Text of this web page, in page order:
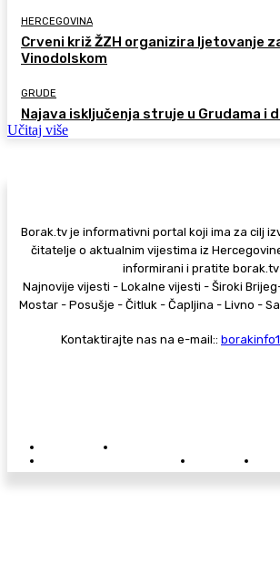
HERCEGOVINA
Crveni križ ŽZH organizira ljetovanje
Vinodolskom
GRUDE
Najava isključenja struje u Grudama i
Učitaj više
Borak.tv je informativni portal koji ima za cilj
čitatelje o aktualnim vijestima iz
informirani i pratite borak.tv
Najnovije vijesti - Lokalne vijesti - Široki
Mostar - Posušje - Čitluk - Čapljina - Livno -
Kontaktirajte nas na e-mail::